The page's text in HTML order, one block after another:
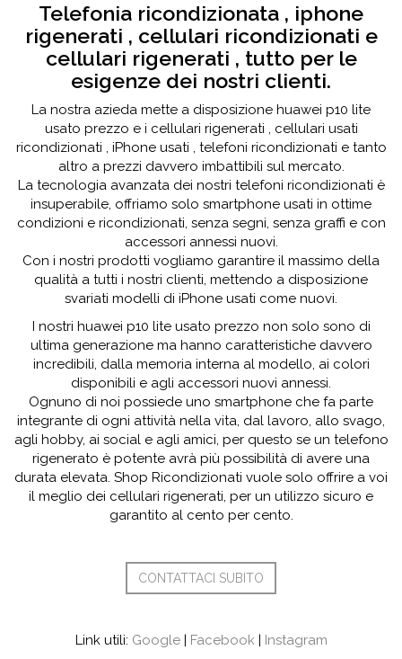
Telefonia ricondizionata , iphone
rigenerati , cellulari ricondizionati e
cellulari rigenerati , tutto per le
esigenze dei nostri clienti.
La nostra azieda mette a disposizione huawei p10 lite
usato prezzo e i cellulari rigenerati , cellulari usati
ricondizionati , iPhone usati , telefoni ricondizionati e tanto
altro a prezzi davvero imbattibili sul mercato.
La tecnologia avanzata dei nostri telefoni ricondizionati è
insuperabile, offriamo solo smartphone usati in ottime
condizioni e ricondizionati, senza segni, senza graffi e con
accessori annessi nuovi.
Con i nostri prodotti vogliamo garantire il massimo della
qualità a tutti i nostri clienti, mettendo a disposizione
svariati modelli di iPhone usati come nuovi.
I nostri huawei p10 lite usato prezzo non solo sono di
ultima generazione ma hanno caratteristiche davvero
incredibili, dalla memoria interna al modello, ai colori
disponibili e agli accessori nuovi annessi.
Ognuno di noi possiede uno smartphone che fa parte
integrante di ogni attività nella vita, dal lavoro, allo svago,
agli hobby, ai social e agli amici, per questo se un telefono
rigenerato è potente avrà più possibilità di avere una
durata elevata. Shop Ricondizionati vuole solo offrire a voi
il meglio dei cellulari rigenerati, per un utilizzo sicuro e
garantito al cento per cento.
CONTATTACI SUBITO
Link utili: Google| Facebook|
Instagram